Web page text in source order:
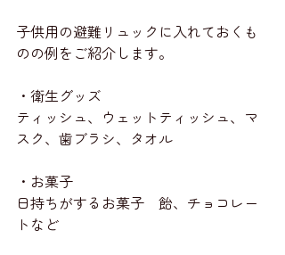
子供用の避難リュックに入れておくも
のの例をご紹介します。
・衛生グッズ
ティッシュ、ウェットティッシュ、マ
スク、歯ブラシ、タオル
・お菓子
日持ちがするお菓子　飴、チョコレー
トなど